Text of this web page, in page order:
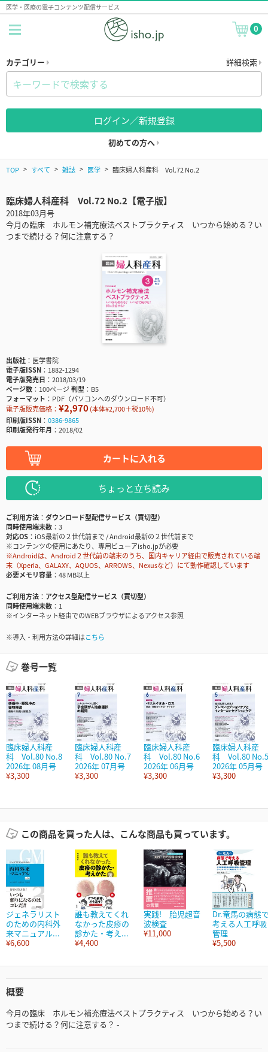
医学・医療の電子コンテンツ配信サービス
0
カテゴリー 詳細検索
ログイン／新規登録
初めての方へ
TOP すべて 雑誌 医学 臨床婦人科産科 Vol.72 No.2
臨床婦人科産科 Vol.72 No.2【電子版】
2018年03月号
今月の臨床 ホルモン補充療法ベストプラクティス いつから始める？い
つまで続ける？何に注意する？
出版社
医学書院
電子版ISSN
1882-1294
電子版発売日
2018/03/19
ページ数
100ページ判型
B5
フォーマット
PDF（パソコンへのダウンロード不可）
電子版販売価格： ¥2,970(本体¥2,700＋税10％)
印刷版ISSN
0386-9865
印刷版発行年月
2018/02
カートに入れる
ちょっと立ち読み
ご利用方法
ダウンロード型配信サービス（買切型）
同時使用端末数
3
対応OS
iOS最新の２世代前まで / Android最新の２世代前まで
※コンテンツの使用にあたり、専用ビューアisho.jpが必要
※Androidは、Android２世代前の端末のうち、国内キャリア経由で販売されている端
末（Xperia、GALAXY、AQUOS、ARROWS、Nexusなど）にて動作確認しています
必要メモリ容量
48 MB以上
ご利用方法
アクセス型配信サービス（買切型）
同時使用端末数
1
※インターネット経由でのWEBブラウザによるアクセス参照
※導入・利用方法の詳細はこちら
巻号一覧
臨床婦人科産
科 Vol.80 No.8
2026年 08月号
¥3,300
臨床婦人科産
科 Vol.80 No.7
2026年 07月号
¥3,300
臨床婦人科産
科 Vol.80 No.6
2026年 06月号
¥3,300
臨床婦人科産
科 Vol.80 No.5
2026年 05月号
¥3,300
この商品を買った人は、こんな商品も買っています。
ジェネラリスト
のための内科外
来マニュアル...
¥6,600
誰も教えてくれ
なかった皮疹の
診かた・考え...
¥4,400
実践! 胎児超音
波検査
¥11,000
Dr.竜馬の病態
考える人工呼吸
管理
¥5,500
概要
今月の臨床 ホルモン補充療法ベストプラクティス いつから始める？い
つまで続ける？何に注意する？ -